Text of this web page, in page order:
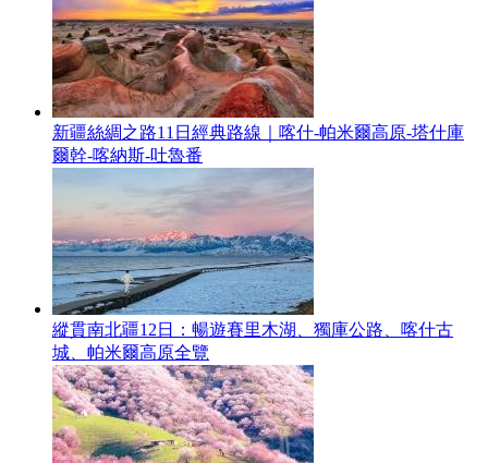
新疆絲綢之路11日經典路線｜喀什-帕米爾高原-塔什庫
爾幹-喀納斯-吐魯番
縱貫南北疆12日：暢遊賽里木湖、獨庫公路、喀什古
城、帕米爾高原全覽